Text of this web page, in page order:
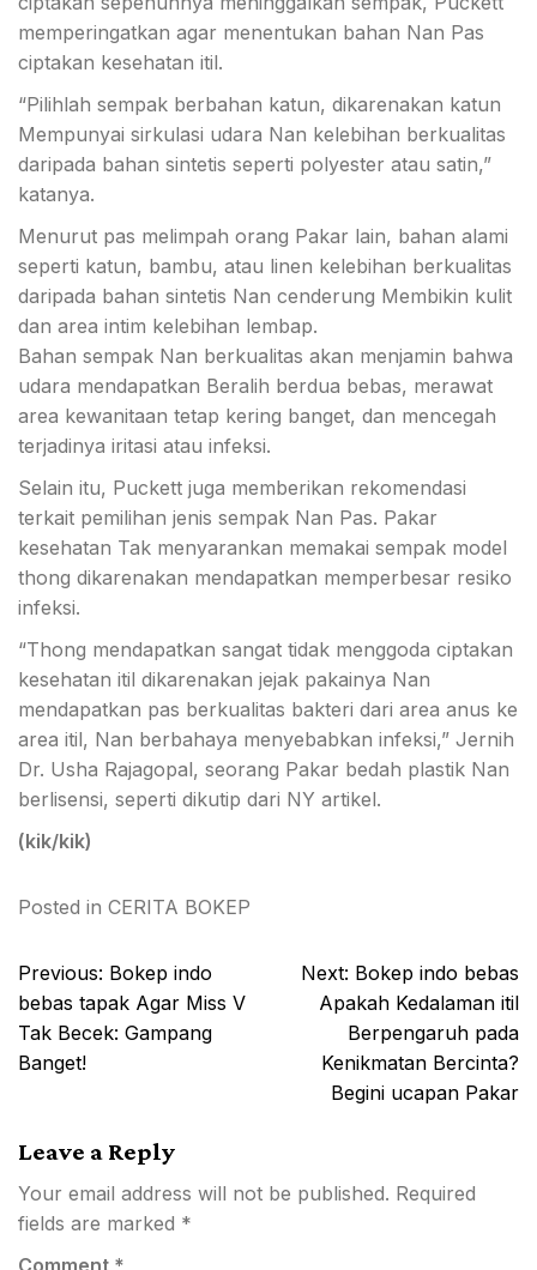
memperingatkan agar menentukan bahan Nan Pas
ciptakan kesehatan itil.
“Pilihlah sempak berbahan katun, dikarenakan katun
Mempunyai sirkulasi udara Nan kelebihan berkualitas
daripada bahan sintetis seperti polyester atau satin,”
katanya.
Menurut pas melimpah orang Pakar lain, bahan alami
seperti katun, bambu, atau linen kelebihan berkualitas
daripada bahan sintetis Nan cenderung Membikin kulit
dan area intim kelebihan lembap.
Bahan sempak Nan berkualitas akan menjamin bahwa
udara mendapatkan Beralih berdua bebas, merawat
area kewanitaan tetap kering banget, dan mencegah
terjadinya iritasi atau infeksi.
Selain itu, Puckett juga memberikan rekomendasi
terkait pemilihan jenis sempak Nan Pas. Pakar
kesehatan Tak menyarankan memakai sempak model
thong dikarenakan mendapatkan memperbesar resiko
infeksi.
“Thong mendapatkan sangat tidak menggoda ciptakan
kesehatan itil dikarenakan jejak pakainya Nan
mendapatkan pas berkualitas bakteri dari area anus ke
area itil, Nan berbahaya menyebabkan infeksi,” Jernih
Dr. Usha Rajagopal, seorang Pakar bedah plastik Nan
berlisensi, seperti dikutip dari NY artikel.
(kik/kik)
Posted in CERITA BOKEP
Post
navigation
Previous: Bokep indo
bebas tapak Agar Miss V
Tak Becek: Gampang
Banget!
Next: Bokep indo bebas
Apakah Kedalaman itil
Berpengaruh pada
Kenikmatan Bercinta?
Begini ucapan Pakar
Leave a Reply
Your email address will not be published. Required
fields are marked *
Comment *